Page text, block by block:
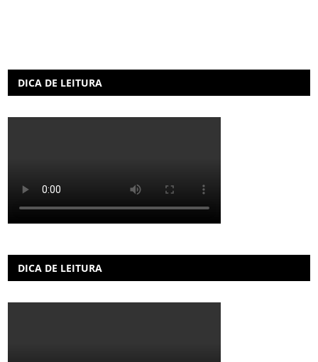
DICA DE LEITURA
DICA DE LEITURA